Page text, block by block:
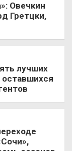
Овечкин
Гретцки,
лучших
оставшихся